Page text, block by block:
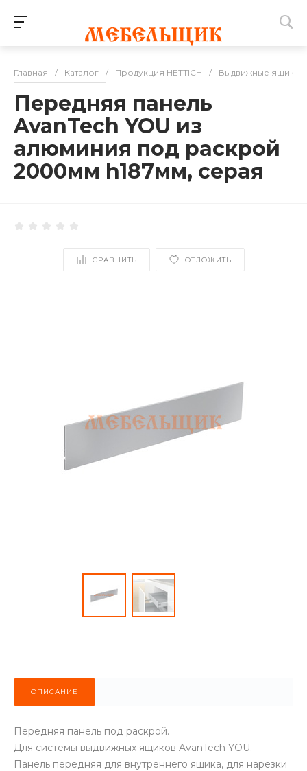
Главная / Каталог / Продукция HETTICH / Выдвижные ящики
Передняя панель
AvanTech YOU из
алюминия под раскрой
2000мм h187мм, серая
СРАВНИТЬ ОТЛОЖИТЬ
ОПИСАНИЕ
Передняя панель под раскрой.
Для системы выдвижных ящиков AvanTech YOU.
Панель передняя для внутреннего ящика, для нарезки